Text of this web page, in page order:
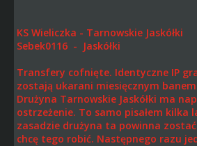
KS Wieliczka - Tarnowskie Jaskółki
Sebek0116 - Jaskółki
Transfery cofnięte. Identyczne IP
zostają ukarani miesięcznym
Drużyna Tarnowskie Jaskółki ma
ostrzeżenie. To samo pisałem kilka
zasadzie drużyna ta powinna
chcę tego robić. Następnego razu